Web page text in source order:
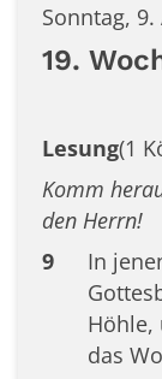
Sonntag,
19.
Lesung(1
Komm
den Herrn!
9
In
Höhle,
das